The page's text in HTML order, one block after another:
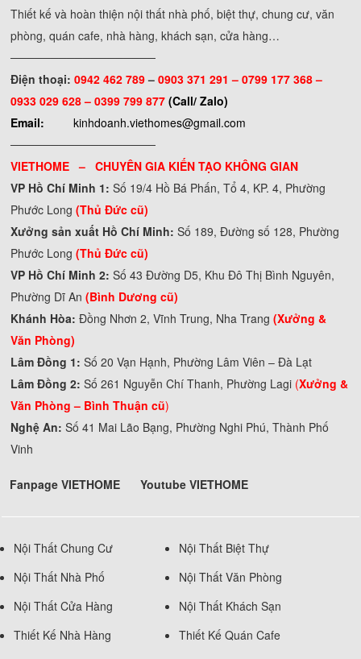
Thiết kế và hoàn thiện nội thất nhà phố, biệt thự, chung cư, văn
phòng, quán cafe, nhà hàng, khách sạn, cửa hàng…
──────────────────
Điện thoại:0942 462 789–0903 371 291 –0799 177 368 –
0933 029 628 – 0399 799 877(Call/ Zalo)
Email:
kinhdoanh.viethomes@gmail.com
──────────────────
VIETHOME – CHUYÊN GIA KIẾN TẠO KHÔNG GIAN
VP Hồ Chí Minh 1: Số 19/4 Hồ Bá Phấn, Tổ 4, KP. 4, Phường
Phước Long(Thủ Đức cũ)
Xưởng sản xuất Hồ Chí Minh: Số 189, Đường số 128, Phường
Phước Long(Thủ Đức cũ)
VP Hồ Chí Minh 2: Số 43 Đường D5, Khu Đô Thị Bình Nguyên,
Phường Dĩ An (Bình Dương cũ)
Khánh Hòa:Đồng Nhơn 2, Vĩnh Trung, Nha Trang (Xưởng &
Văn Phòng)
Lâm Đồng 1:Số 20 Vạn Hạnh, Phường Lâm Viên – Đà Lạt
Lâm Đồng 2:Số 261 Nguyễn Chí Thanh, Phường Lagi (Xưởng &
Văn Phòng – Bình Thuận cũ)
Nghệ An: Số 41 Mai Lão Bạng, Phường Nghi Phú, Thành Phố
Vinh
Fanpage VIETHOME Youtube VIETHOME
Nội Thất Chung Cư
Nội Thất Biệt Thự
Nội Thất Nhà Phố
Nội Thất Văn Phòng
Nội Thất Cửa Hàng
Nội Thất Khách Sạn
Thiết Kế Nhà Hàng
Thiết Kế Quán Cafe